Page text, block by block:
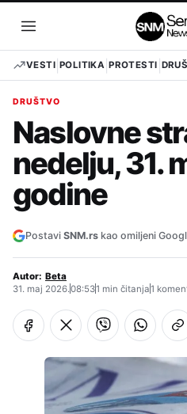
sadržaj
Otvori
meni
VESTI POLITIKA PROTESTI
DRUŠTVO
Naslovne
nedelju, 31.
godine
Postavi SNM.rs kao omiljeni
Autor: Beta
31. maj 2026.08:531 min čitanja1